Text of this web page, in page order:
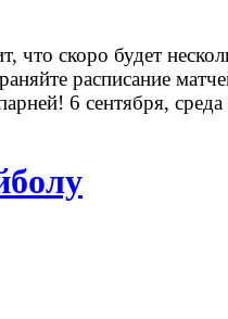
что скоро будет
расписание
6 сентября, среда